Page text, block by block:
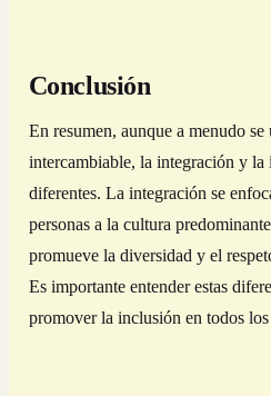
Conclusión
En resumen, aunque a menudo
intercambiable, la integración y la
diferentes. La integración se
personas a la cultura
promueve la diversidad y el
Es importante entender estas
promover la inclusión en todos los